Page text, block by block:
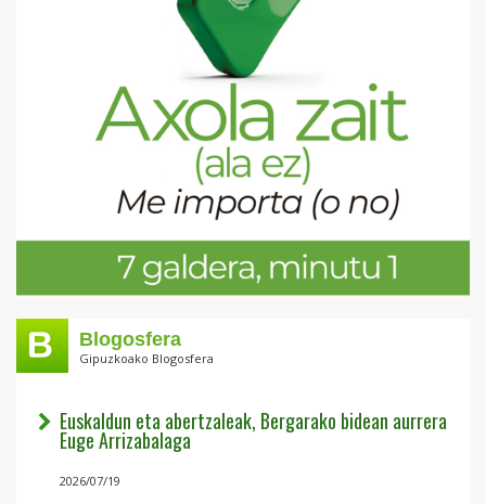
Blogosfera
Gipuzkoako Blogosfera
Euskaldun eta abertzaleak, Bergarako bidean aurrera
Euge Arrizabalaga
2026/07/19